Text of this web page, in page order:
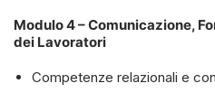
Modulo 4 – Comunicazione,
dei Lavoratori
Competenze relazionali e